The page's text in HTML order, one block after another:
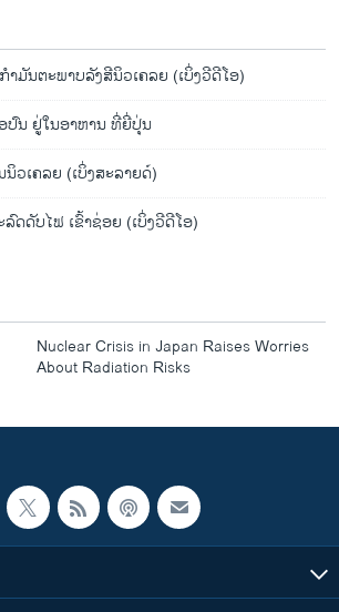
າມັນຕະພາບລັງສີນິວເຄລຍ (ເບິ່ງວີດີໂອ)
ປົນ ຢູ່ໃນອາຫານ ທີ່ຍີ່ປຸ່ນ
ວເຄລຍ (ເບິ່ງສະລາຍດ໌)
ດດັບໄຟ ເຂົ້າຊ່ອຍ (ເບິ່ງວີດີໂອ)
Nuclear Crisis in Japan Raises Worries
About Radiation Risks